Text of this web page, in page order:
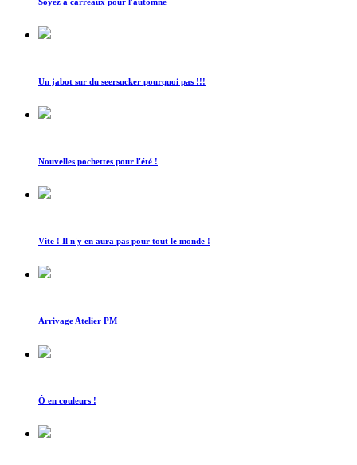
Un jabot sur du seersucker pourquoi pas !!!
Nouvelles pochettes pour l'été !
Vite ! Il n'y en aura pas pour tout le monde !
Arrivage Atelier PM
Ô en couleurs !